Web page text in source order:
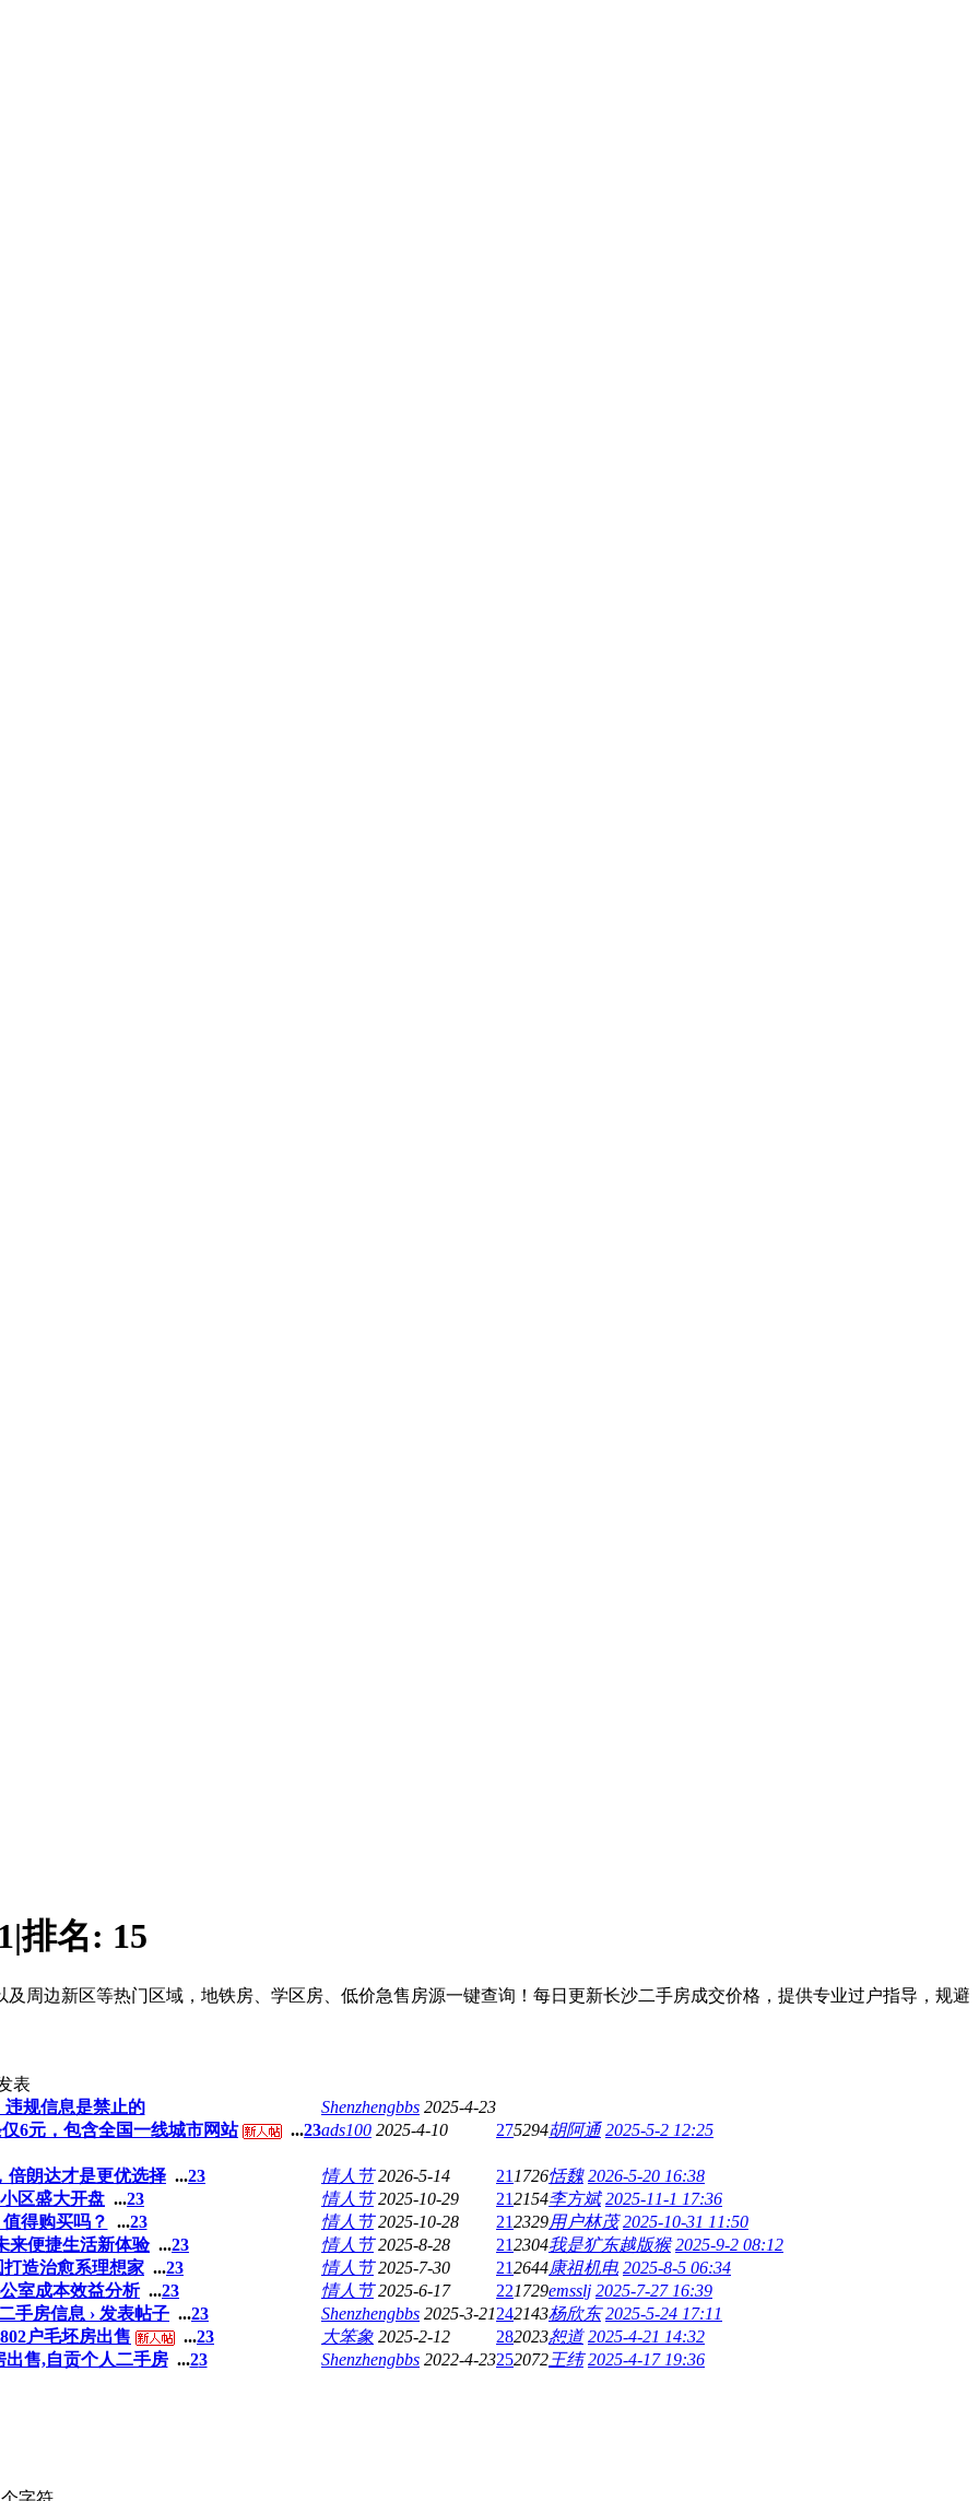
|排名: 15
周边新区等热门区域，地铁房、学区房、低价急售房源一键查询！每日更新长沙二手房成交价格，提供专业过户指导，规避
表
规信息是禁止的
Shenzhengbbs 2025-4-23
6元，包含全国一线城市网站
...23ads100 2025-4-10 275294胡阿通 2025-5-2 12:25
倍朗达才是更优选择 ...23 情人节 2026-5-14 21 1726恬魏 2026-5-20 16:38
区盛大开盘 ...23 情人节 2025-10-29 212154李方斌 2025-11-1 17:36
得购买吗？
...23 情人节 2025-10-28 212329用户林茂 2025-10-31 11:50
来便捷生活新体验 ...23 情人节 2025-8-28 212304我是犷东越版猴 2025-9-2 08:12
造治愈系理想家 ...23 情人节 2025-7-30 212644康祖机电 2025-8-5 06:34
室成本效益分析 ...23 情人节 2025-6-17 221729emsslj 2025-7-27 16:39
手房信息 › 发表帖子 ...23 Shenzhengbbs 2025-3-21242143杨欣东 2025-5-24 17:11
户毛坯房出售
...23 大笨象 2025-2-12 282023恕道 2025-4-21 14:32
售,自贡个人二手房 ...23 Shenzhengbbs 2022-4-23252072王纬 2025-4-17 19:36